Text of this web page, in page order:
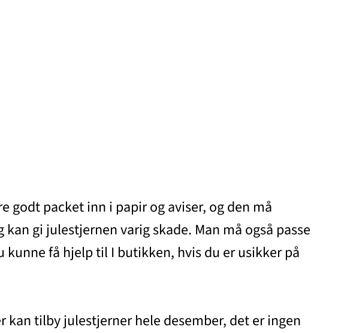
packet inn i papir og aviser, og den må
gi julestjernen varig skade. Man må også passe
få hjelp til I butikken, hvis du er usikker på
tilby julestjerner hele desember, det er ingen